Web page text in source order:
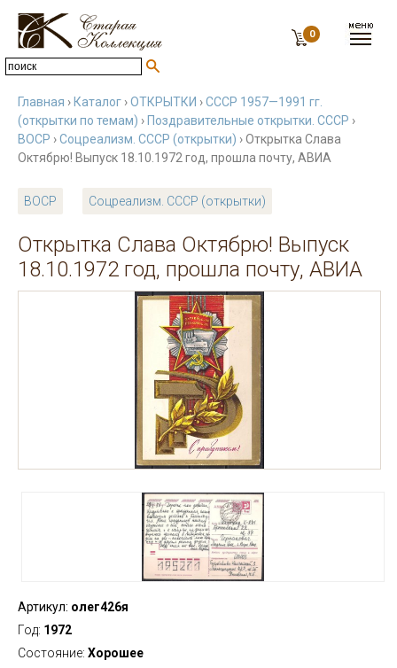
0
Главная › Каталог ›ОТКРЫТКИ ›СССР 1957—1991 гг.
(открытки по темам) › Поздравительные открытки. СССР ›
ВОСР ›Соцреализм. СССР (открытки) › Открытка Слава
Октябрю! Выпуск 18.10.1972 год, прошла почту, АВИА
ВОСР Соцреализм. СССР (открытки)
Открытка Слава Октябрю! Выпуск
18.10.1972 год, прошла почту, АВИА
Артикул: олег426я
Год: 1972
Состояние: Хорошее